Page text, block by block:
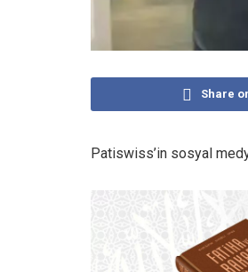
Share
Patiswiss’in sosyal